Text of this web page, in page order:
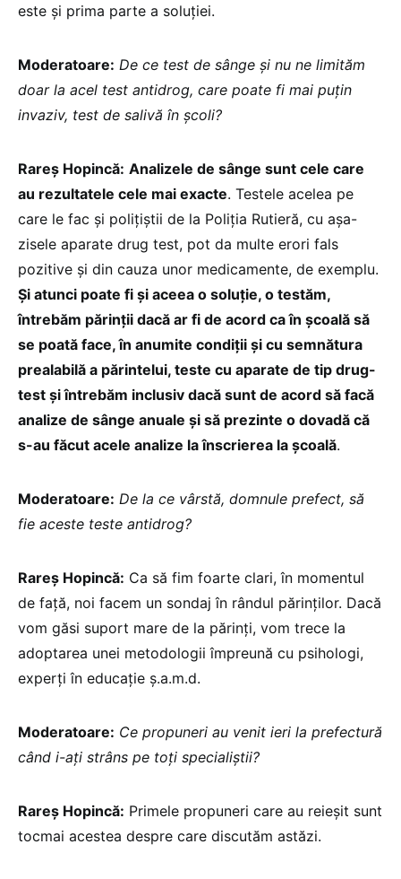
este și prima parte a soluției.
Moderatoare: De ce test de sânge și nu ne limităm
doar la acel test antidrog, care poate fi mai puțin
invaziv, test de salivă în școli?
Rareș Hopincă: Analizele de sânge sunt cele care
au rezultatele cele mai exacte. Testele acelea pe
care le fac și polițiștii de la Poliția Rutieră, cu așa-
zisele aparate drug test, pot da multe erori fals
pozitive și din cauza unor medicamente, de exemplu.
Și atunci poate fi și aceea o soluție, o testăm,
întrebăm părinții dacă ar fi de acord ca în școală să
se poată face, în anumite condiții și cu semnătura
prealabilă a părintelui, teste cu aparate de tip drug-
test și întrebăm inclusiv dacă sunt de acord să facă
analize de sânge anuale și să prezinte o dovadă că
s-au făcut acele analize la înscrierea la școală.
Moderatoare: De la ce vârstă, domnule prefect, să
fie aceste teste antidrog?
Rareș Hopincă: Ca să fim foarte clari, în momentul
de față, noi facem un sondaj în rândul părinților. Dacă
vom găsi suport mare de la părinți, vom trece la
adoptarea unei metodologii împreună cu psihologi,
experți în educație ș.a.m.d.
Moderatoare: Ce propuneri au venit ieri la prefectură
când i-ați strâns pe toți specialiștii?
Rareș Hopincă: Primele propuneri care au reieșit sunt
tocmai acestea despre care discutăm astăzi.